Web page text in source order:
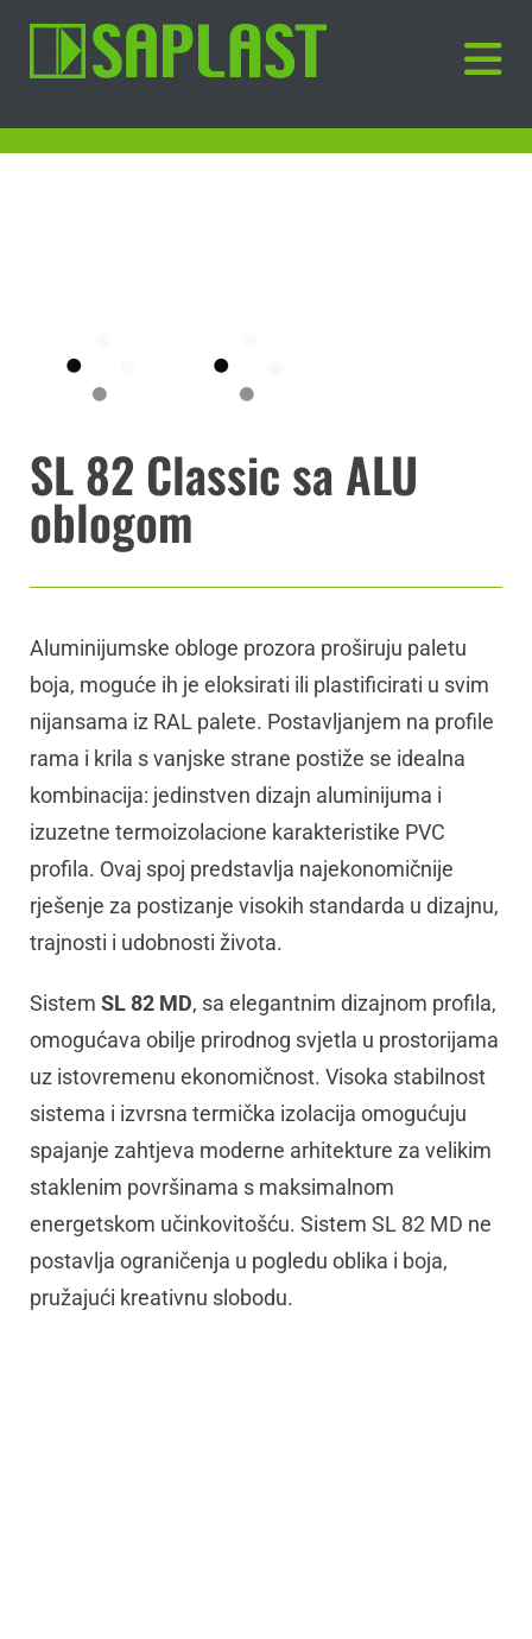
SL 82 Classic sa ALU
oblogom
Aluminijumske obloge prozora proširuju paletu
boja, moguće ih je eloksirati ili plastificirati u svim
nijansama iz RAL palete. Postavljanjem na profile
rama i krila s vanjske strane postiže se idealna
kombinacija: jedinstven dizajn aluminijuma i
izuzetne termoizolacione karakteristike PVC
profila. Ovaj spoj predstavlja najekonomičnije
rješenje za postizanje visokih standarda u dizajnu,
trajnosti i udobnosti života.
Sistem SL 82 MD, sa elegantnim dizajnom profila,
omogućava obilje prirodnog svjetla u prostorijama
uz istovremenu ekonomičnost. Visoka stabilnost
sistema i izvrsna termička izolacija omogućuju
spajanje zahtjeva moderne arhitekture za velikim
staklenim površinama s maksimalnom
energetskom učinkovitošću. Sistem SL 82 MD ne
postavlja ograničenja u pogledu oblika i boja,
pružajući kreativnu slobodu.